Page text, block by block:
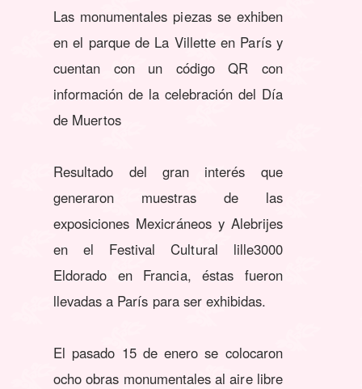
Las monumentales piezas se exhiben
en el parque de La Villette en París y
cuentan con un código QR con
información de la celebración del Día
de Muertos
Resultado del gran interés que
generaron muestras de las
exposiciones Mexicráneos y Alebrijes
en el Festival Cultural lille3000
Eldorado en Francia, éstas fueron
llevadas a París para ser exhibidas.
El pasado 15 de enero se colocaron
ocho obras monumentales al aire libre